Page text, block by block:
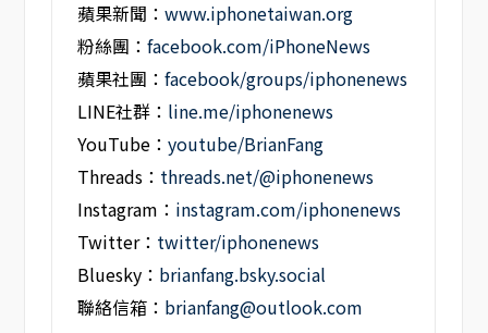
蘋果新聞：www.iphonetaiwan.org
粉絲團：facebook.com/iPhoneNews
蘋果社團：facebook/groups/iphonenews
LINE社群： line.me/iphonenews
YouTube：youtube/BrianFang
Threads： threads.net/@iphonenews
Instagram： instagram.com/iphonenews
Twitter： twitter/iphonenews
Bluesky： brianfang.bsky.social
聯絡信箱： brianfang@outlook.com